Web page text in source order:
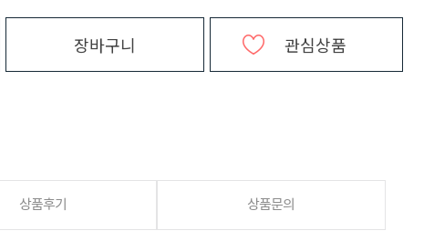
장바구니 관심상품
상품후기 상품문의